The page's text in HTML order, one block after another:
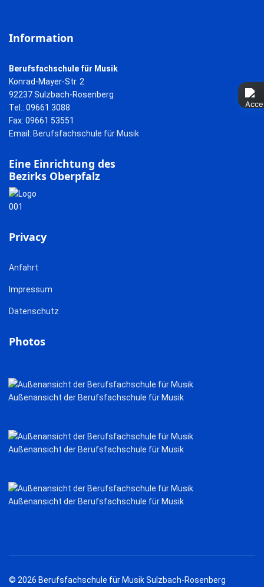
Information
Berufsfachschule für Musik
Konrad-Mayer-Str. 2
92237 Sulzbach-Rosenberg
Tel.: 09661 3088
Fax: 09661 53551
Email: Berufsfachschule für Musik
Eine Einrichtung des
Bezirks Oberpfalz
Privacy
Anfahrt
Impressum
Datenschutz
Photos
Außenansicht der Berufsfachschule für Musik
Außenansicht der Berufsfachschule für Musik
Außenansicht der Berufsfachschule für Musik
© 2026 Berufsfachschule für Musik Sulzbach-Rosenberg